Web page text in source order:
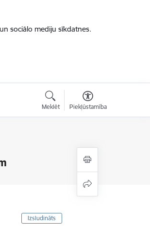
sociālo mediju sīkdatnes.
Meklēt Piekļūstamība
Izsludināts